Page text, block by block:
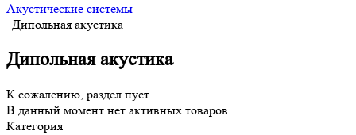
Акустические системы
Дипольная акустика
Дипольная акустика
К сожалению, раздел пуст
В данный момент нет активных товаров
Категория